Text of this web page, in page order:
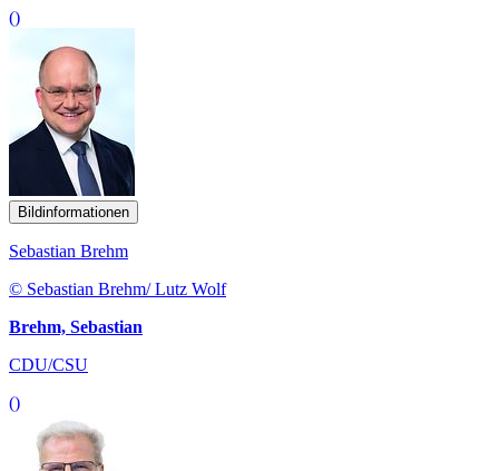
()
Bildinformationen
Sebastian Brehm
© Sebastian Brehm/ Lutz Wolf
Brehm, Sebastian
CDU/CSU
()